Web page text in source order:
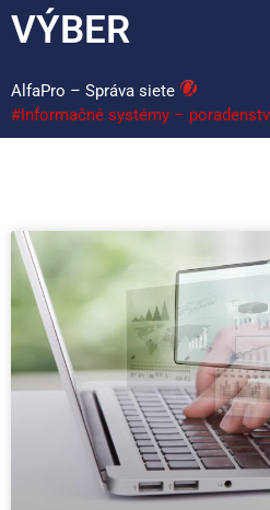
VÝBER
AlfaPro – Správa siete
#Informačné systémy –